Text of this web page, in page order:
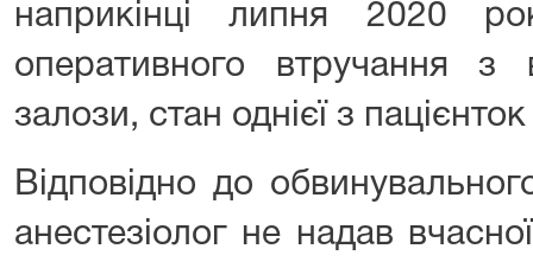
наприкінці липня 2020
оперативного втручання з
залози, стан однієї з
Відповідно до
анестезіолог не надав